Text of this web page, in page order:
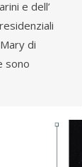
e dell’
di
sono